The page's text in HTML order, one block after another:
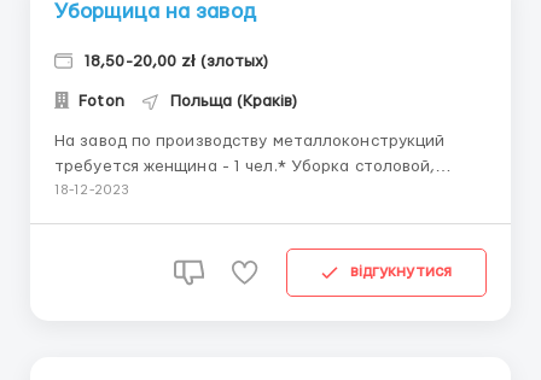
Уборщица на завод
18,50-20,00 zł (злотых)
Foton Польща (Краків)
На завод по производству металлоконструкций
требуется женщина - 1 чел.* Уборка столовой,
туалетных комнат, коридоров, раздевалок, мытье
каждый месяц ulga podatkova, если в месяц
18-12-2023
відгукнутися